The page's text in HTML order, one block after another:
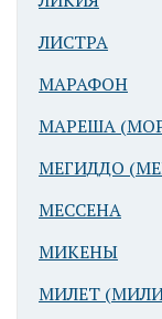
ЛИСТРА
МАРАФОН
МАРЕША
МЕГИДДО
МЕССЕНА
МИКЕНЫ
МИЛЕТ